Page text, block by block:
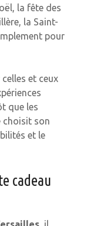
la fête des
la Saint-
pour
et ceux
que les
choisit son
et le
cadeau